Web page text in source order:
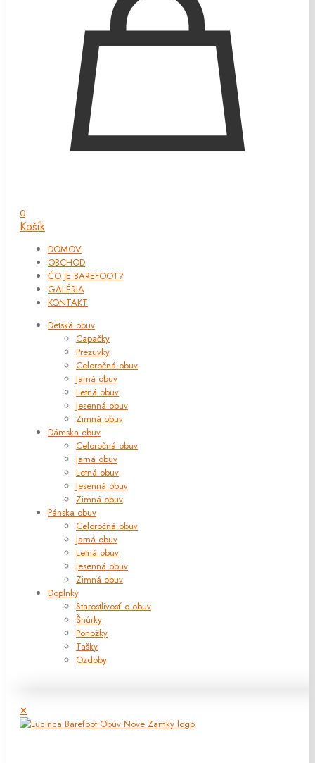
0
Košík
DOMOV
OBCHOD
ČO JE BAREFOOT?
GALÉRIA
KONTAKT
Detská obuv
Capačky
Prezuvky
Celoročná obuv
Jarná obuv
Letná obuv
Jesenná obuv
Zimná obuv
Dámska obuv
Celoročná obuv
Jarná obuv
Letná obuv
Jesenná obuv
Zimná obuv
Pánska obuv
Celoročná obuv
Jarná obuv
Letná obuv
Jesenná obuv
Zimná obuv
Doplnky
Starostlivosť o obuv
Šnúrky
Ponožky
Tašky
Ozdoby
✕